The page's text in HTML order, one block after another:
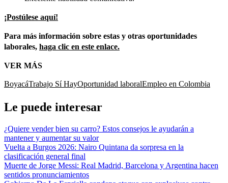
¡Postúlese aquí!
Para más información sobre estas y otras oportunidades
laborales, haga clic en este enlace.
VER MÁS
BoyacáTrabajo Sí HayOportunidad laboralEmpleo en Colombia
Le puede interesar
¿Quiere vender bien su carro? Estos consejos le ayudarán a
mantener y aumentar su valor
Vuelta a Burgos 2026: Nairo Quintana da sorpresa en la
clasificación general final
Muerte de Jorge Messi: Real Madrid, Barcelona y Argentina hacen
sentidos pronunciamientos